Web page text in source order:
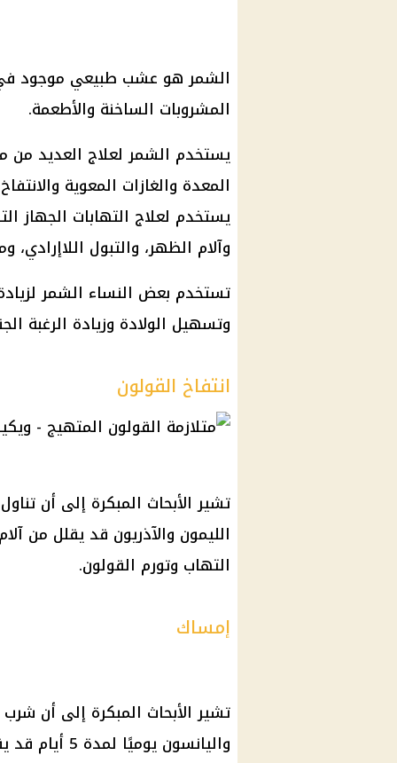
الشمر هو عشب طبيعي موجود في
المشروبات الساخنة والأطعمة.
يستخدم الشمر لعلاج العديد
المعدة والغازات المعوية
يستخدم لعلاج التهابات الجهاز
وآلام الظهر، والتبول اللاإرادي،
تستخدم بعض النساء الشمر
وتسهيل الولادة وزيادة الرغبة
انتفاخ القولون
تشير الأبحاث المبكرة إلى أن
الليمون والآذريون قد يقلل من
التهاب وتورم القولون.
إمساك
تشير الأبحاث المبكرة إلى أن
واليانسون يوميًا لمدة 5 أيام قد يقلل من الإمساك لدى كبار السن.